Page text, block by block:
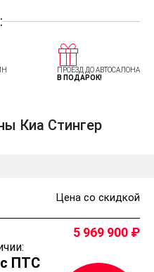
ПРОЕЗД ДО АВТОСАЛОНА
В ПОДАРОК!
Киа Стингер
Цена со скидкой
5 969 900
ПТС